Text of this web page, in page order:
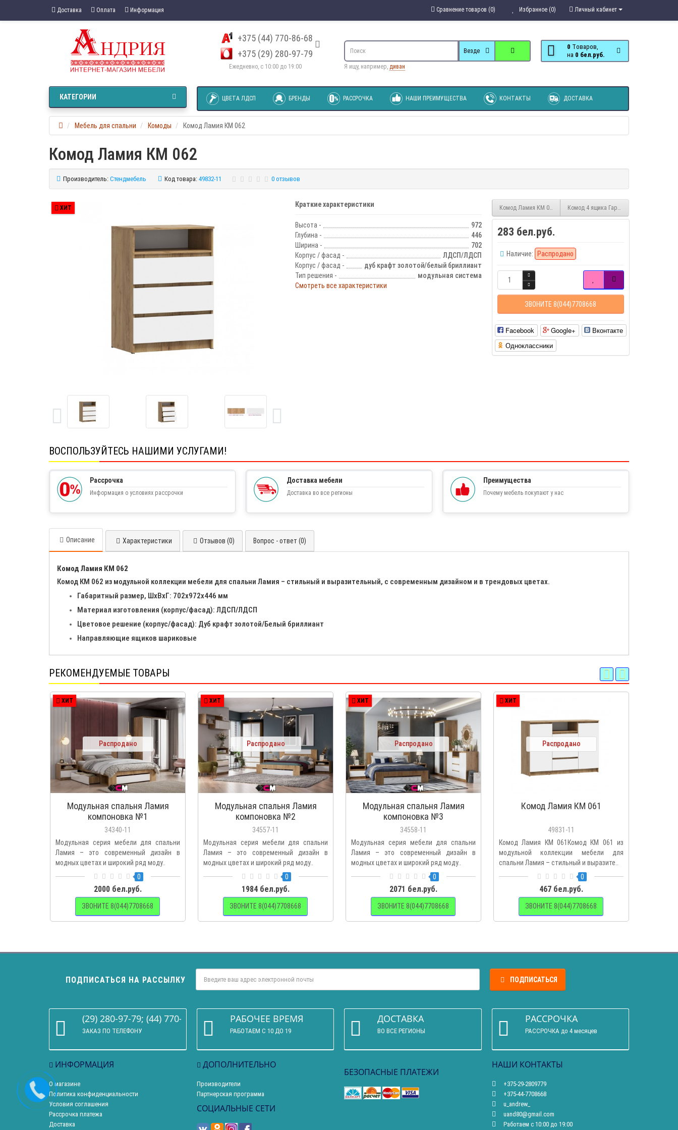
Доставка Оплата Информация Личный кабинет
Избранное (0)
Сравнение товаров (0)
+375 (44) 770-86-68
+375 (29) 280-97-79
Ежедневно, с 10:00 до 19:00
0 Tоваров,
на
0 бел.руб.
Везде
Я ищу, например, диван
ЦВЕТА ЛДСП БРЕНДЫ РАССРОЧКА НАШИ ПРЕИМУЩЕСТВА КОНТАКТЫ ДОСТАВКА
КАТЕГОРИИ
Мебель для спальни Комоды Комод Ламия КМ 062
Комод Ламия КМ 062
Производитель: Стендмебель Код товара: 49832-11 0 отзывов
ХИТ Краткие характеристики
Высота -
972
Глубина -
446
Ширина -
702
Корпус / фасад -
ЛДСП/ЛДСП
Корпус / фасад -
дуб крафт золотой/белый бриллиант
Тип решения -
модульная система
Смотреть все характеристики
Комод Ламия КМ 061 Комод 4 ящика Гармония КМ 601
283 бел.руб.
Наличие: Распродано
ЗВОНИТЕ 8(044)7708668
Facebook Google+
Вконтакте
Одноклассники
ВОСПОЛЬЗУЙТЕСЬ НАШИМИ УСЛУГАМИ!
Рассрочка
Информация о условиях рассрочки
Доставка мебели
Доставка во все регионы
Преимущества
Почему мебель покупают у нас
Описание Характеристики Отзывов (0) Вопрос - ответ (0)
Комод Ламия КМ 062
Комод КМ 062 из модульной коллекции мебели для спальни Ламия – стильный и выразительный, с современным дизайном и в трендовых цветах.
Габаритный размер, ШхВхГ: 702х972х446 мм
Материал изготовления (корпус/фасад): ЛДСП/ЛДСП
Цветовое решение (корпус/фасад): Дуб крафт золотой/Белый бриллиант
Направляющие ящиков шариковые
РЕКОМЕНДУЕМЫЕ ТОВАРЫ
ХИТ
Распродано
Модульная спальня Ламия
компоновка №1
34340-11
Модульная серия мебели для спальни
Ламия – это современный дизайн в
модных цветах и широкий ряд моду..
0
2000 бел.руб.
ЗВОНИТЕ 8(044)7708668
ХИТ
Распродано
Модульная спальня Ламия
компоновка №2
34557-11
Модульная серия мебели для спальни
Ламия – это современный дизайн в
модных цветах и широкий ряд моду..
0
1984 бел.руб.
ЗВОНИТЕ 8(044)7708668
ХИТ
Распродано
Модульная спальня Ламия
компоновка №3
34558-11
Модульная серия мебели для спальни
Ламия – это современный дизайн в
модных цветах и широкий ряд моду..
0
2071 бел.руб.
ЗВОНИТЕ 8(044)7708668
ХИТ
Распродано
Комод Ламия КМ 061
49831-11
Комод Ламия КМ 061Комод КМ 061 из
модульной коллекции мебели для
спальни Ламия – стильный и выразите..
0
467 бел.руб.
ЗВОНИТЕ 8(044)7708668
ПОДПИСАТЬСЯ НА РАССЫЛКУ ПОДПИСАТЬСЯ
(29) 280-97-79; (44) 770-86-68
ЗАКАЗ ПО ТЕЛЕФОНУ
РАБОЧЕЕ ВРЕМЯ
РАБОТАЕМ С 10 ДО 19
ДОСТАВКА
ВО ВСЕ РЕГИОНЫ
РАССРОЧКА
РАССРОЧКА до 4 месяцев
ИНФОРМАЦИЯ
О магазине
Политика конфиденциальности
Условия соглашения
Рассрочка платежа
Доставка
ДОПОЛНИТЕЛЬНО
Производители
Партнерская программа
СОЦИАЛЬНЫЕ СЕТИ
БЕЗОПАСНЫЕ ПЛАТЕЖИ
НАШИ КОНТАКТЫ
+375-29-2809779
+375-44-7708668
u_andrew_
uand80@gmail.com
Работаем с 10:00 до 19:00